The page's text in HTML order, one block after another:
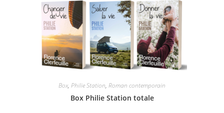
Box, Philie Station, Roman contemporain
Box Philie Station totale